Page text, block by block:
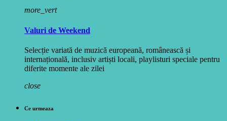
more_vert
Valuri de Weekend
Selecție variată de muzică europeană, românească și
internațională, inclusiv artiști locali, playlisturi speciale pentru
diferite momente ale zilei
close
Ce urmeaza